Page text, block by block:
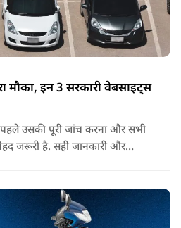
मौका, इन 3 सरकारी वेबसाइट्स
उसकी पूरी जांच करना और सभी
जरूरी है. सही जानकारी और